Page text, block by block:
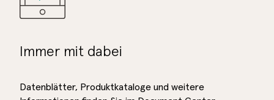
Immer mit dabei
Datenblätter, Produktkataloge und weitere